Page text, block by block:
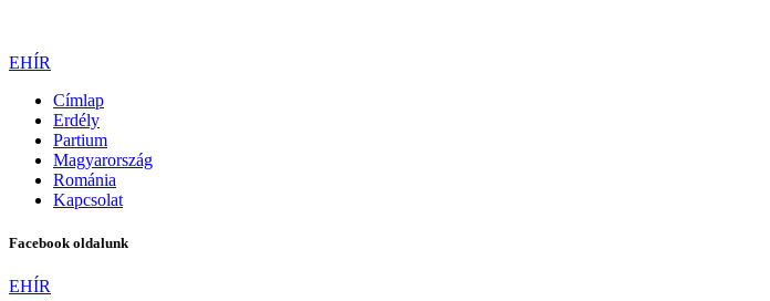
EHÍR
Címlap
Erdély
Partium
Magyarország
Románia
Kapcsolat
Facebook oldalunk
EHÍR